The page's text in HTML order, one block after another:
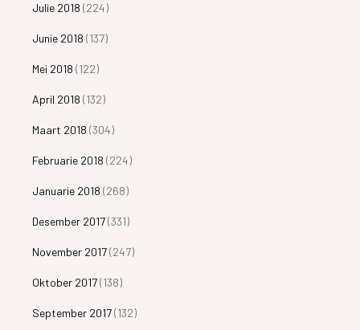
Julie 2018 (224)
Junie 2018 (137)
Mei 2018 (122)
April 2018 (132)
Maart 2018 (304)
Februarie 2018 (224)
Januarie 2018 (268)
Desember 2017(331)
November 2017(247)
Oktober 2017(138)
September 2017(132)